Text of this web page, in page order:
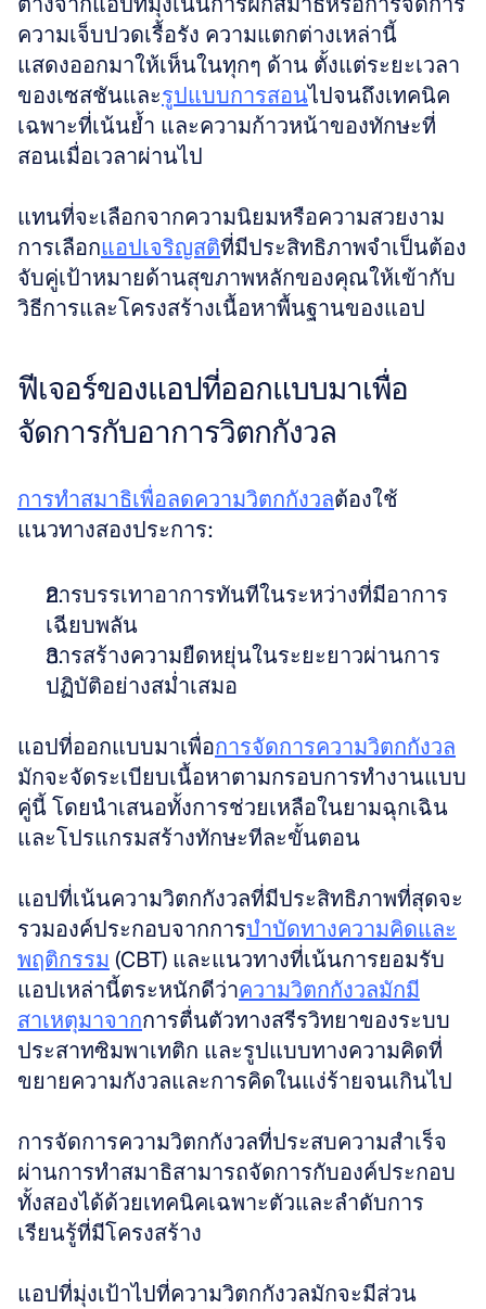
ความเจ็บปวดเรื้อรัง ความแตกต่างเหล่านี้
แสดงออกมาให้เห็นในทุกๆ ด้าน ตั้งแต่ระยะเวลา
ของเซสชันและรูปแบบการสอนไปจนถึงเทคนิค
เฉพาะที่เน้นย้ำ และความก้าวหน้าของทักษะที่
สอนเมื่อเวลาผ่านไป
แทนที่จะเลือกจากความนิยมหรือความสวยงาม
การเลือกแอปเจริญสติที่มีประสิทธิภาพจำเป็นต้อง
จับคู่เป้าหมายด้านสุขภาพหลักของคุณให้เข้ากับ
วิธีการและโครงสร้างเนื้อหาพื้นฐานของแอป
ฟีเจอร์ของแอปที่ออกแบบมาเพื่อ
จัดการกับอาการวิตกกังวล
การทำสมาธิเพื่อลดความวิตกกังวลต้องใช้
แนวทางสองประการ:
การบรรเทาอาการทันทีในระหว่างที่มีอาการ
เฉียบพลัน
การสร้างความยืดหยุ่นในระยะยาวผ่านการ
ปฏิบัติอย่างสม่ำเสมอ
แอปที่ออกแบบมาเพื่อการจัดการความวิตกกังวล
มักจะจัดระเบียบเนื้อหาตามกรอบการทำงานแบบ
คู่นี้ โดยนำเสนอทั้งการช่วยเหลือในยามฉุกเฉิน
และโปรแกรมสร้างทักษะทีละขั้นตอน
แอปที่เน้นความวิตกกังวลที่มีประสิทธิภาพที่สุดจะ
รวมองค์ประกอบจากการบำบัดทางความคิดและ
พฤติกรรม (CBT) และแนวทางที่เน้นการยอมรับ
แอปเหล่านี้ตระหนักดีว่าความวิตกกังวลมักมี
สาเหตุมาจากการตื่นตัวทางสรีรวิทยาของระบบ
ประสาทซิมพาเทติก และรูปแบบทางความคิดที่
ขยายความกังวลและการคิดในแง่ร้ายจนเกินไป
การจัดการความวิตกกังวลที่ประสบความสำเร็จ
ผ่านการทำสมาธิสามารถจัดการกับองค์ประกอบ
ทั้งสองได้ด้วยเทคนิคเฉพาะตัวและลำดับการ
เรียนรู้ที่มีโครงสร้าง
แอปที่มุ่งเป้าไปที่ความวิตกกังวลมักจะมีส่วน